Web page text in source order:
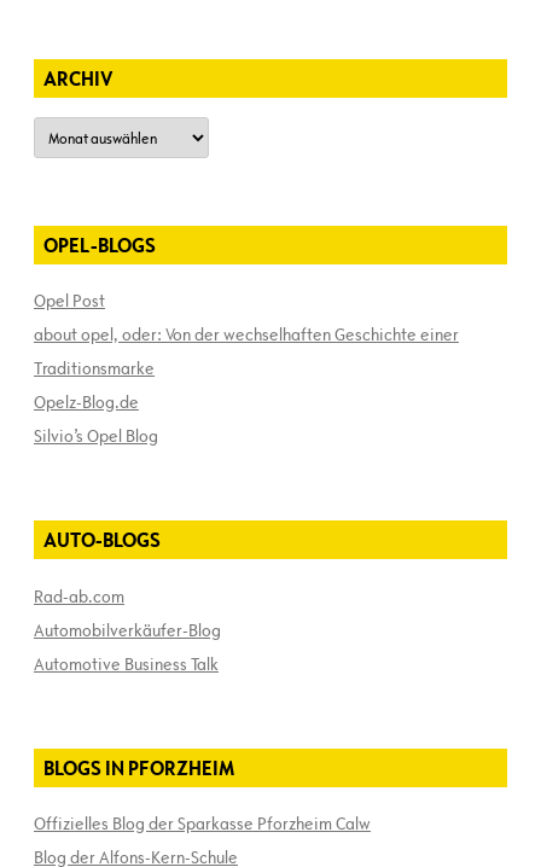
ARCHIV
Archiv
OPEL-BLOGS
Opel Post
about opel, oder: Von der wechselhaften Geschichte einer
Traditionsmarke
Opelz-Blog.de
Silvio’s Opel Blog
AUTO-BLOGS
Rad-ab.com
Automobilverkäufer-Blog
Automotive Business Talk
BLOGS IN PFORZHEIM
Offizielles Blog der Sparkasse Pforzheim Calw
Blog der Alfons-Kern-Schule